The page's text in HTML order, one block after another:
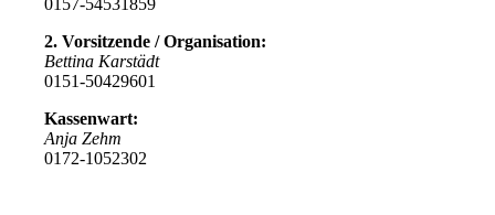
2. Vorsitzende / Organisation:
Bettina Karstädt
0151-50429601
Kassenwart:
Anja Zehm
0172-1052302